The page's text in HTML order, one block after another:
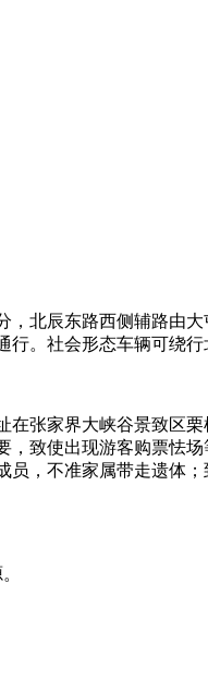
，北辰东路西侧辅路由
。社会形态车辆可绕行
在张家界大峡谷景致区
，致使出现游客购票怯
，不准家属带走遗体
。